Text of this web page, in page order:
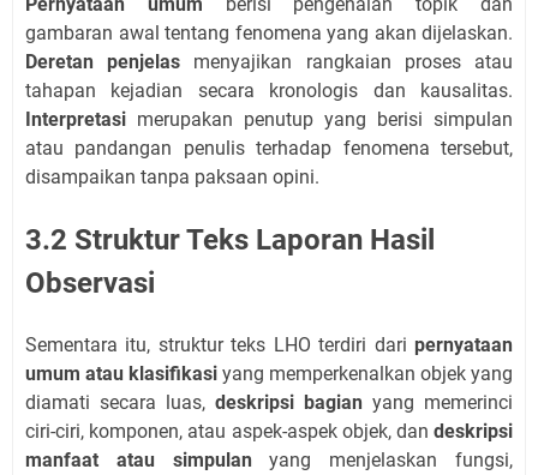
gambaran awal tentang fenomena yang akan dijelaskan.
Deretan penjelas menyajikan rangkaian proses atau
tahapan kejadian secara kronologis dan kausalitas.
Interpretasi merupakan penutup yang berisi simpulan
atau pandangan penulis terhadap fenomena tersebut,
disampaikan tanpa paksaan opini.
3.2 Struktur Teks Laporan Hasil
Observasi
Sementara itu, struktur teks LHO terdiri dari pernyataan
umum atau klasifikasi yang memperkenalkan objek yang
diamati secara luas, deskripsi bagian yang memerinci
ciri-ciri, komponen, atau aspek-aspek objek, dan deskripsi
manfaat atau simpulanyang menjelaskan fungsi,